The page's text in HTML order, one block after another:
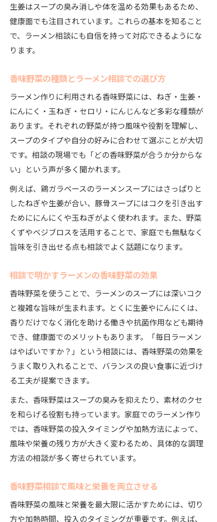
生姜はスープの臭み消しや体を温める効果もあるため、
健康面でも注目されています。これらの基本を知ること
で、ラーメン相談にも自信を持って対応できるようにな
ります。
香味野菜の種類とラーメン相談での選び方
ラーメン作りに利用される香味野菜には、ねぎ・生姜・
にんにく・玉ねぎ・セロリ・にんじんなど多彩な種類が
あります。それぞれの野菜が持つ風味や役割を理解し、
スープのタイプや自分の好みに合わせて選ぶことが大切
です。相談の現場でも「どの香味野菜が合うか分からな
い」という声が多く聞かれます。
例えば、鶏ガラベースのラーメンスープにはさっぱりと
したねぎや生姜が合い、豚骨スープにはコクを引き出す
ためににんにくや玉ねぎがよく使われます。また、野菜
くずやベジブロスを活用することで、家庭でも無駄なく
旨味を引き出せる点も相談でよく話題になります。
相談で明かすラーメンの香味野菜の効果
香味野菜を使うことで、ラーメンのスープには深いコク
と複雑な旨味が生まれます。とくに生姜やにんにくは、
香りだけでなく消化を助ける働きや抗菌作用なども期待
でき、健康面でのメリットもあります。「毎日ラーメン
はやばいですか？」という相談には、香味野菜の効果を
うまく取り入れることで、バランスの良い食事に近づけ
る工夫が提案できます。
また、香味野菜はスープの臭みを抑えたり、素材のクセ
を和らげる役割も持っています。家庭でのラーメン作り
では、香味野菜の投入タイミングや加熱方法によって、
風味や栄養の残り方が大きく変わるため、具体的な調理
方法の相談が多く寄せられています。
香味野菜相談で風味と栄養を両立させる
香味野菜の風味と栄養を最大限に活かすためには、切り